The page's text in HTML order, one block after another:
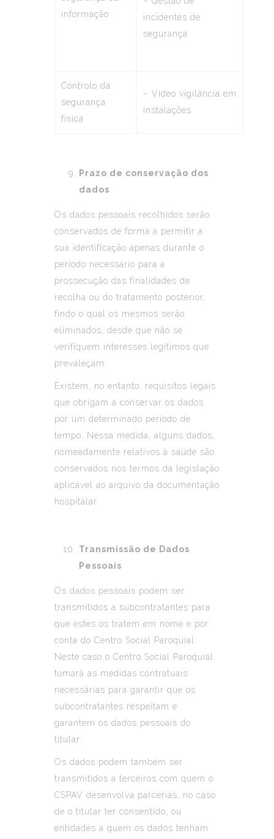
informação
incidentes de
segurança
Controlo da
segurança
física
– Vídeo vigilância em
instalações
Prazo de conservação dos
dados
Os dados pessoais recolhidos serão
conservados de forma a permitir a
sua identificação apenas durante o
período necessário para a
prossecução das finalidades de
recolha ou do tratamento posterior,
findo o qual os mesmos serão
eliminados, desde que não se
verifiquem interesses legítimos que
prevaleçam.
Existem, no entanto, requisitos legais
que obrigam a conservar os dados
por um determinado período de
tempo. Nessa medida, alguns dados,
nomeadamente relativos à saúde são
conservados nos termos da legislação
aplicável ao arquivo da documentação
hospitalar.
Transmissão de Dados
Pessoais
Os dados pessoais podem ser
transmitidos a subcontratantes para
que estes os tratem em nome e por
conta do Centro Social Paroquial.
Neste caso o Centro Social Paroquial
tomará as medidas contratuais
necessárias para garantir que os
subcontratantes respeitam e
garantem os dados pessoais do
titular.
Os dados podem também ser
transmitidos a terceiros com quem o
CSPAV desenvolva parcerias, no caso
de o titular ter consentido, ou
entidades a quem os dados tenham